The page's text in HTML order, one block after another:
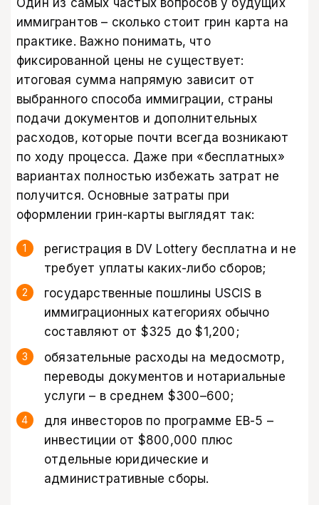
иммигрантов – сколько стоит грин карта на
практике. Важно понимать, что
фиксированной цены не существует:
итоговая сумма напрямую зависит от
выбранного способа иммиграции, страны
подачи документов и дополнительных
расходов, которые почти всегда возникают
по ходу процесса. Даже при «бесплатных»
вариантах полностью избежать затрат не
получится. Основные затраты при
оформлении грин-карты выглядят так:
регистрация в DV Lottery бесплатна и не
требует уплаты каких-либо сборов;
государственные пошлины USCIS в
иммиграционных категориях обычно
составляют от $325 до $1,200;
обязательные расходы на медосмотр,
переводы документов и нотариальные
услуги – в среднем $300–600;
для инвесторов по программе EB-5 –
инвестиции от $800,000 плюс
отдельные юридические и
административные сборы.